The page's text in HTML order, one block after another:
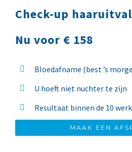
Check-up haaruitval
Nu voor € 158
Bloedafname (best ’s
U hoeft niet nuchter te zijn
Resultaat binnen de 10
MAAK EEN